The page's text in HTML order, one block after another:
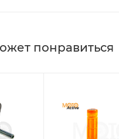
понравиться